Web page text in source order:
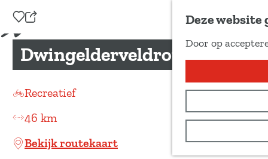
Deze
Door op
Voeg toe als favoriet
e
e
d
e
e
Dwingelderveldroute
Recreatief
46 km
Bekijk routekaart